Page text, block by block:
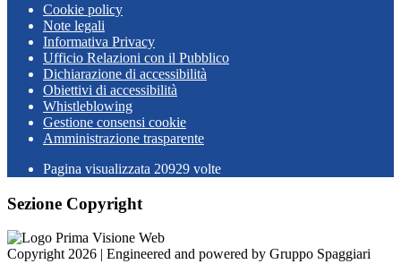
Cookie policy
Note legali
Informativa Privacy
Ufficio Relazioni con il Pubblico
Dichiarazione di accessibilità
Obiettivi di accessibilità
Whistleblowing
Gestione consensi cookie
Amministrazione trasparente
Pagina visualizzata 20929 volte
Sezione Copyright
Copyright 2026 | Engineered and powered by Gruppo Spaggiari